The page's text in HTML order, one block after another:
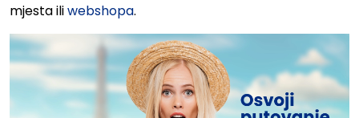
mjesta iliwebshopa.